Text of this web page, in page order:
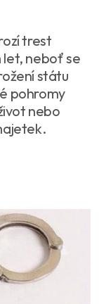
trest
let, neboť se
státu
pohromy
nebo